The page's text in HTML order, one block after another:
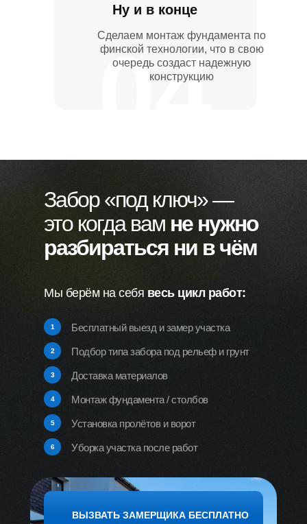
04
Ну и в конце
Сделаем монтаж фундамента по
финской технологии, что в свою
очередь создаст надежную
конструкцию
ВЫЗВАТЬ ЗАМЕРЩИКА БЕСПЛАТНО
Забор «под ключ» —
это когда вам не нужно
разбираться ни в чём
Мы берём на себя весь цикл работ:
Бесплатный выезд и замер участка
Подбор типа забора под рельеф и грунт
Доставка материалов
Монтаж фундамента / столбов
Установка пролётов и ворот
Уборка участка после работ
1
2
3
4
5
6